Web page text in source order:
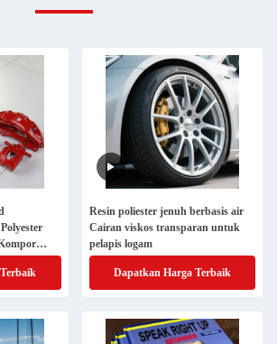
Resin poliester jenuh berbasis air
Cairan viskos transparan untuk
pelapis logam
Dapatkan Harga Terbaik